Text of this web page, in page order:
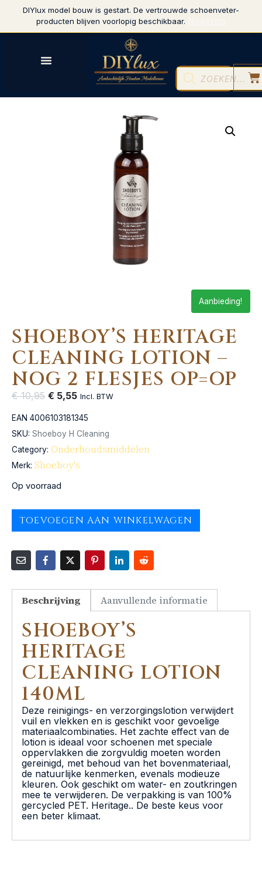
DIYlux model bouw is gestart. De vertrouwde schoenveter-
producten blijven voorlopig beschikbaar.
Aanbieding!
SHOEBOY’S HERITAGE
CLEANING LOTION –
NOG 2 FLESJES OP=OP
€10,95 € 5,55 Incl. BTW
EAN 4006103181345
SKU: Shoeboy H Cleaning
Category: Onderhoudsmiddelen
Merk: Shoeboy's
Op voorraad
TOEVOEGEN AAN WINKELWAGEN
Beschrijving Aanvullende informatie
SHOEBOY’S
HERITAGE
CLEANING LOTION
140ML
Deze reinigings- en verzorgingslotion verwijdert
vuil en vlekken en is geschikt voor gevoelige
materiaalcombinaties. Het zachte effect van de
lotion is ideaal voor schoenen met speciale
oppervlakken die zorgvuldig moeten worden
gereinigd, met behoud van het bovenmateriaal,
de natuurlijke kenmerken, evenals modieuze
kleuren. Ook geschikt om water- en zoutkringen
mee te verwijderen. De verpakking is van 100%
gercycled PET. Heritage.. De beste keus voor
een beter klimaat.